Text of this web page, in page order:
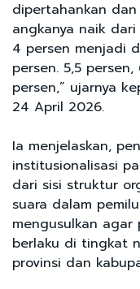
dipertahankan
angkanya naik
4 persen menjadi
persen. 5,5
persen,” ujarnya
24 April 2026.
Ia menjelaskan,
institusionalisasi
dari sisi struktur
suara dalam
mengusulkan agar
berlaku di tingkat
provinsi dan